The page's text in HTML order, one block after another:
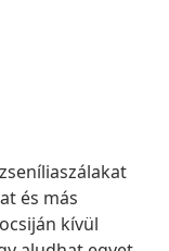
és más
kívül